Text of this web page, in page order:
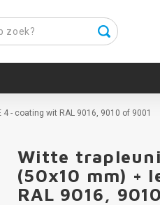
- coating wit RAL 9016, 9010 of 9001
Witte
(50x10 mm) +
RAL 9016,